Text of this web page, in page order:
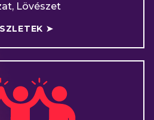
Lövészet
➤